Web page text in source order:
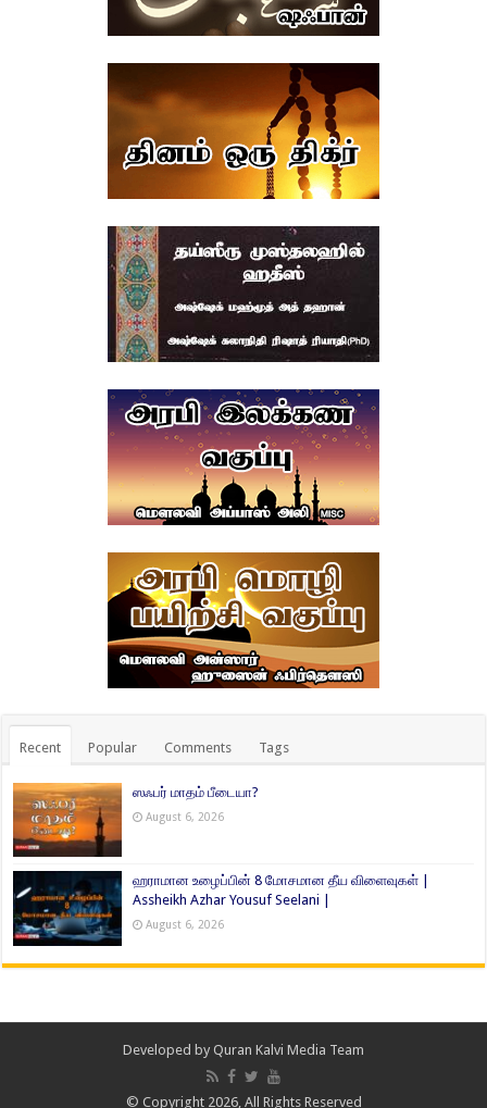
Recent Popular Comments Tags
ஸஃபர் மாதம் பீடையா?
August 6, 2026
ஹராமான உழைப்பின் 8 மோசமான தீய விளைவுகள் |
Assheikh Azhar Yousuf Seelani |
August 6, 2026
Developed by Quran Kalvi Media Team
© Copyright 2026, All Rights Reserved